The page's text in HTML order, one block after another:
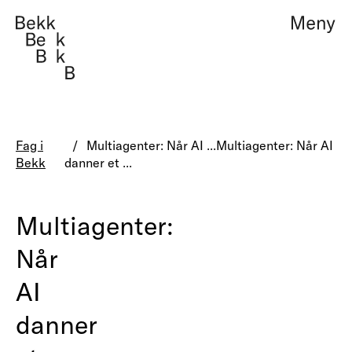
Arbeider
Fag i Bekk
Jobb
Management
Fag i
Bekk
Multiagenter: Når AI ...Multiagenter: Når AI
danner et ...
Multiagenter:
Når
AI
danner